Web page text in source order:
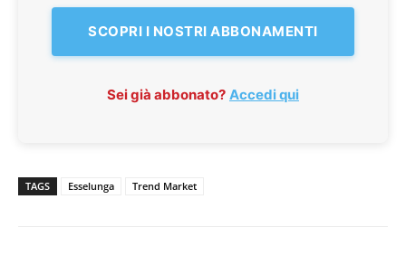
SCOPRI I NOSTRI ABBONAMENTI
Sei già abbonato? Accedi qui
TAGS Esselunga Trend Market